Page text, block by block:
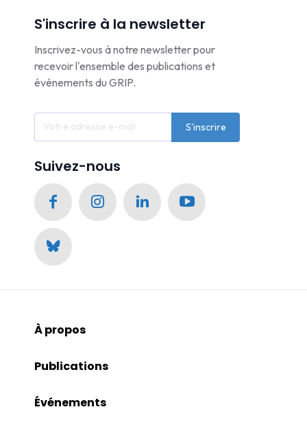
S'inscrire à la newsletter
Inscrivez-vous à notre newsletter pour
recevoir l'ensemble des publications et
événements du GRIP.
S'inscrire
Suivez-nous
À propos
Publications
Événements